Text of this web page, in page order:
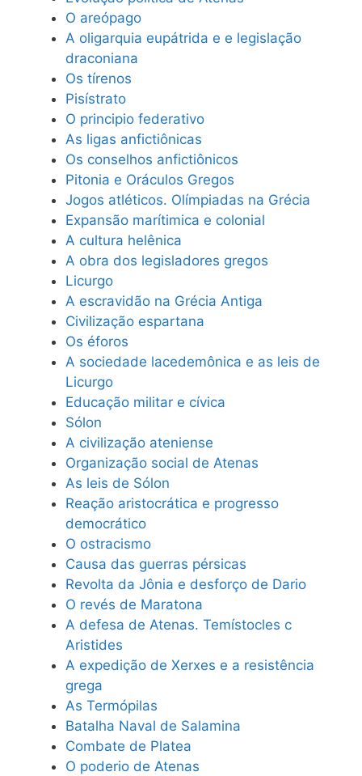
O areópago
A oligarquia eupátrida e e legislação
draconiana
Os tírenos
Pisístrato
O principio federativo
As ligas anfictiônicas
Os conselhos anfictiônicos
Pitonia e Oráculos Gregos
Jogos atléticos. Olímpiadas na Grécia
Expansão marítimica e colonial
A cultura helênica
A obra dos legisladores gregos
Licurgo
A escravidão na Grécia Antiga
Civilização espartana
Os éforos
A sociedade lacedemônica e as leis de
Licurgo
Educação militar e cívica
Sólon
A civilização ateniense
Organização social de Atenas
As leis de Sólon
Reação aristocrática e progresso
democrático
O ostracismo
Causa das guerras pérsicas
Revolta da Jônia e desforço de Dario
O revés de Maratona
A defesa de Atenas. Temístocles c
Aristides
A expedição de Xerxes e a resistência
grega
As Termópilas
Batalha Naval de Salamina
Combate de Platea
O poderio de Atenas